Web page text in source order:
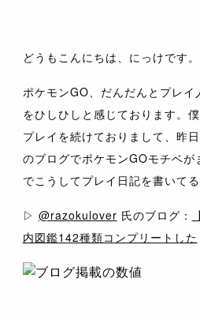
どうもこんにちは、にっけです。
ポケモンGO、だんだんとプレ
をひしひしと感じております。
プレイを続けておりまして、昨
のブログでポケモンGOモチベ
でこうしてプレイ日記を書いてる
▷ @razokulover 氏のブログ：
内図鑑142種類コンプリートした